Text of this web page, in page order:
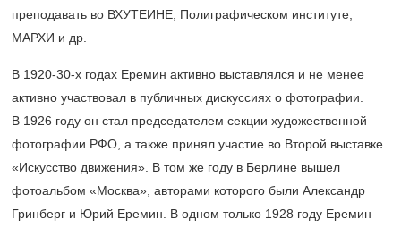
преподавать во ВХУТЕИНЕ, Полиграфическом институте,
МАРХИ и др.
В 1920-30-х годах Еремин активно выставлялся и не менее
активно участвовал в публичных дискуссиях о фотографии.
В 1926 году он стал председателем секции художественной
фотографии РФО, а также принял участие во Второй выставке
«Искусство движения». В том же году в Берлине вышел
фотоальбом «Москва», авторами которого были Александр
Гринберг и Юрий Еремин. В одном только 1928 году Еремин